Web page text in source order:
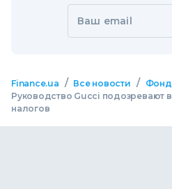
Ваш email
Finance.ua / Все новости /
Руководство Gucci подозревают
налогов